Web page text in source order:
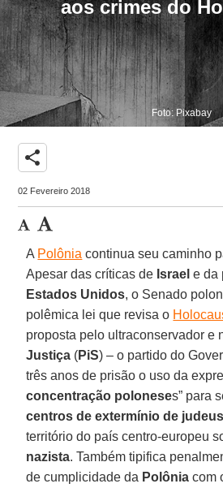
aos crimes do
Foto: Pixabay
share
02 Fevereiro 2018
A Polônia continua seu caminho
Apesar das críticas de Israel e da
Estados Unidos, o Senado
polêmica lei que revisa o
proposta pelo ultraconservador e
Justiça (PiS) – o partido do
três anos de prisão o uso da
concentração poloneses” para
centros de extermínio de judeus
território do país centro-europeu
nazista. Também tipifica
de cumplicidade da Polônia com